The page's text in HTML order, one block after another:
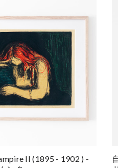
II (1895 - 1902 ) -